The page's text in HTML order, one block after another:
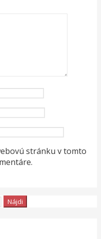
stránku v tomto